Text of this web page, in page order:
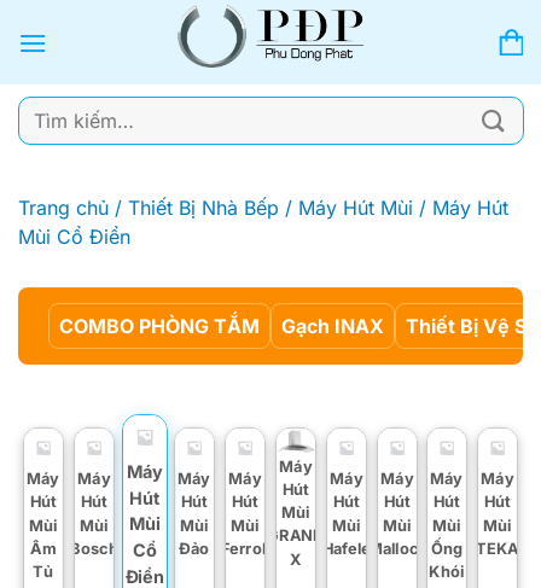
qua
dung
Tìm
kiếm:
Trang chủ / Thiết Bị Nhà Bếp / Máy Hút Mùi / Máy Hút
Mùi Cổ Điển
COMBO PHÒNG TẮM Gạch INAX Thiết Bị Vệ
Máy
Hút
Mùi
Âm
Tủ
Máy
Hút
Mùi
Bosch
Máy
Hút
Mùi
Cổ
Điển
Máy
Hút
Mùi
Đảo
Máy
Hút
Mùi
Ferroli
Máy
Hút
Mùi
GRAND
X
Máy
Hút
Mùi
Hafele
Máy
Hút
Mùi
Malloca
Máy
Hút
Mùi
Ống
Khói
Máy
Hút
Mùi
TEKA